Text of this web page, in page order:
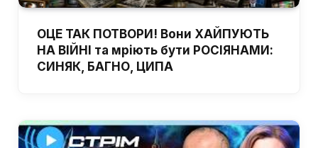
ОЦЕ ТАК ПОТВОРИ! Вони ХАЙПУЮТЬ
НА ВІЙНІ та мріють бути РОСІЯНАМИ:
СИНЯК, БАГНО, ЦИПА